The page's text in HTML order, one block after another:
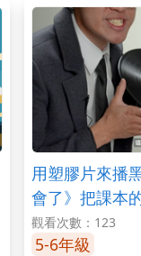
用塑膠片來播
會了》把課本
趣！（上）
觀看次數：123
5-6年級